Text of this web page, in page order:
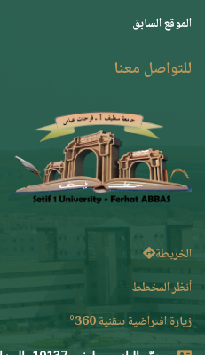
الموقع السابق
للتواصل معنا
الخريطة
أنظر المخطط
زيارة افتراضية بتقنية 360°